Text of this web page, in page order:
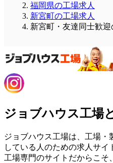
福岡県の工場求人
新宮町の工場求人
新宮町・友達同士歓迎
ジョブハウス工場
ジョブハウス工場は、工場
している人のための求人サイ
工場専門のサイトだからこそ